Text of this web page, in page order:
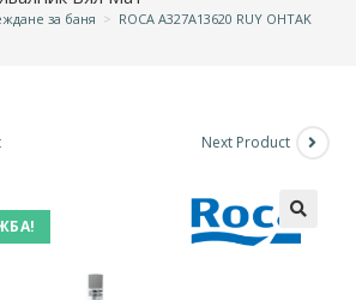
за баня > ROCA A327A13620 RUY OHTAKE
Next Product